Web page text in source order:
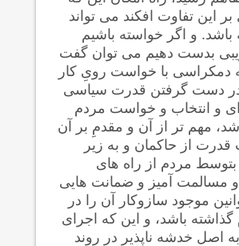
بر این تفاوت افکند می تواند
باشد. و اگر خواسته باشیم
بدست دهیم می توان گفت
دمکراسی با خواست رویِ کار
در دست گرفتن قدرت سیاسی
و انتخاب و خواست مردم
مهم تر از آن و مقدمِ بر آن
از حاکمان و به زیر
بتوسط مردم از راه های
و مسالمت آمیز و ضمانت هایی
موجود سازوکار آن را در
گذاشته باشد، و این که اجرای
اصل خدشه ناپذیر در روند